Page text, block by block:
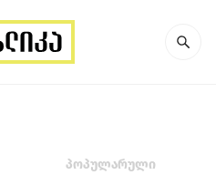
პოპულარული